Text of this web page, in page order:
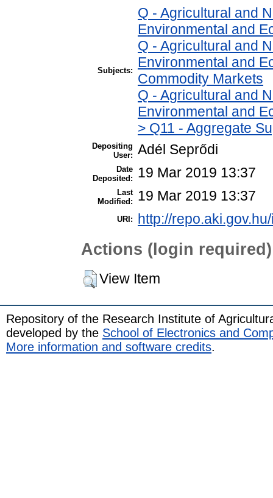
Subjects:
Q - Agricultural and
Environmental and
Q - Agricultural and
Environmental and
Commodity Markets
Q - Agricultural and
Environmental and
> Q11 - Aggregate
Depositing
User: Adél Seprődi
Date
Deposited:
19 Mar 2019 13:37
Last
Modified:
19 Mar 2019 13:37
URI: http://
Actions (login required)
View Item
Repository of the Research Institute of
developed by the School of Electronics and
More information and software credits.